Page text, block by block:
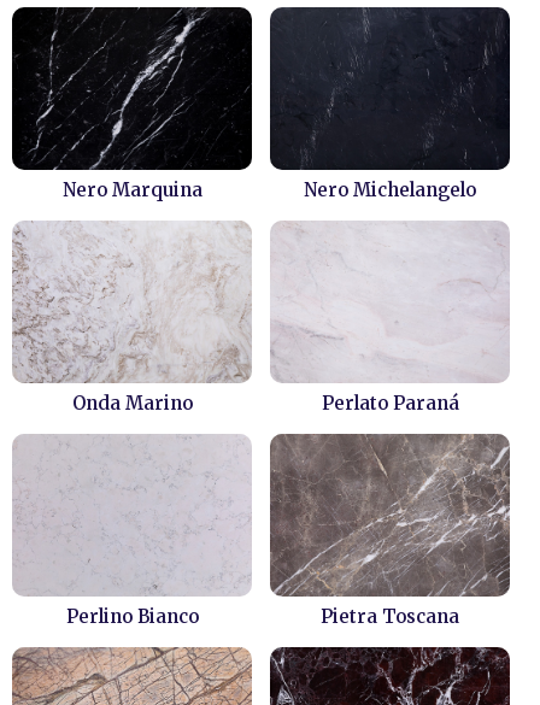
Nero Marquina Nero Michelangelo
Onda Marino Perlato Paraná
Perlino Bianco Pietra Toscana